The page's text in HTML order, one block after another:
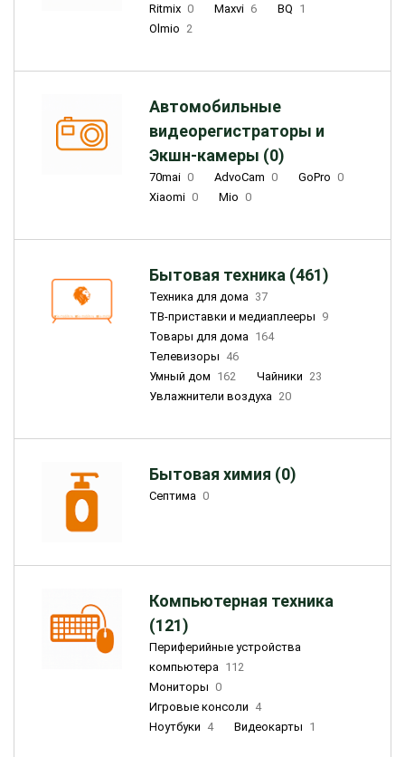
Ritmix 0 Maxvi 6 BQ 1
Olmio 2
Автомобильные
видеорегистраторы и
Экшн-камеры (0)
70mai 0 AdvoCam 0 GoPro 0
Xiaomi 0 Mio 0
Бытовая техника (461)
Техника для дома 37
ТВ-приставки и медиаплееры 9
Товары для дома 164
Телевизоры 46
Умный дом 162 Чайники 23
Увлажнители воздуха 20
Бытовая химия (0)
Септима 0
Компьютерная техника
(121)
Периферийные устройства
компьютера 112
Мониторы 0
Игровые консоли 4
Ноутбуки 4 Видеокарты 1